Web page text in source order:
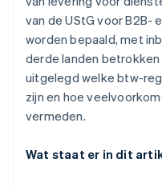
van de UStG voor B2B-
worden bepaald, met
derde landen
uitgelegd welke btw-
zijn en hoe
vermeden.
Wat staat er in dit